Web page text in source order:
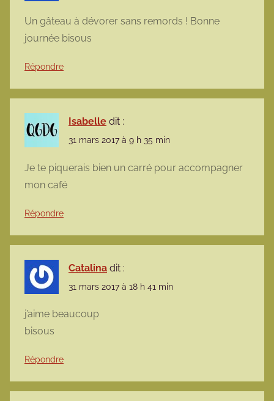
Un gâteau à dévorer sans remords ! Bonne
journée bisous
Répondre
Isabelle dit :
31 mars 2017 à 9 h 35 min
Je te piquerais bien un carré pour accompagner
mon café
Répondre
Catalina dit :
31 mars 2017 à 18 h 41 min
j’aime beaucoup
bisous
Répondre